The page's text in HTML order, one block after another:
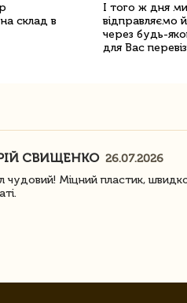
склад в
І того ж дня ми
відправляємо
через будь-
для Вас
СВИЩЕНКО 26.07.2026
чудовий! Міцний пластик,